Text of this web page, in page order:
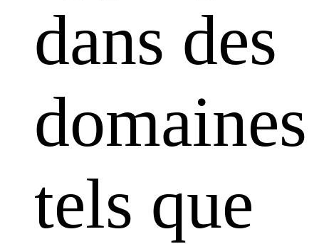
dans des
domaines
tels que